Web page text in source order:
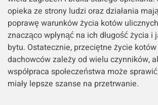
opieka ze strony ludzi oraz działania
poprawę warunków życia kotów
znacząco wpłynąć na ich długość życia i
bytu. Ostatecznie, przeciętne życie kotów
dachowców zależy od wielu czynników,
współpraca społeczeństwa może
miały lepsze szanse na przetrwanie.